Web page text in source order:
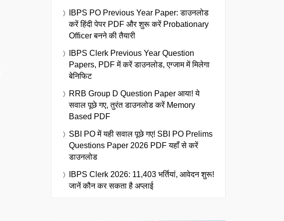
IBPS PO Previous Year Paper: डाउनलोड
करें हिंदी पेपर PDF और शुरू करें Probationary
Officer बनने की तैयारी
IBPS Clerk Previous Year Question
Papers, PDF में करें डाउनलोड, एग्जाम में मिलेगा
बेनिफिट
RRB Group D Question Paper आया! ये
सवाल पूछे गए, तुरंत डाउनलोड करें Memory
Based PDF
SBI PO में यही सवाल पूछे गए! SBI PO Prelims
Questions Paper 2026 PDF यहाँ से करें
डाउनलोड
IBPS Clerk 2026: 11,403 भर्तियां, आवेदन शुरू!
जानें कौन कर सकता है अप्लाई